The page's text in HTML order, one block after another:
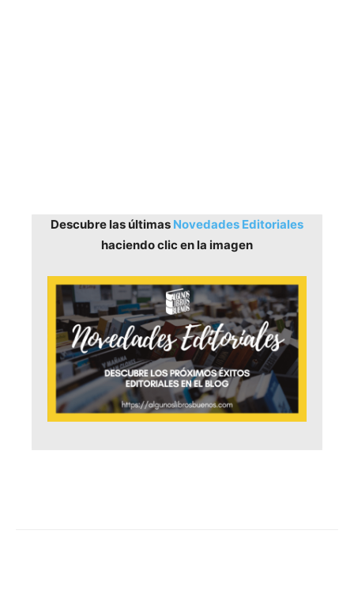
Descubre las últimas Novedades Editoriales
haciendo clic en la imagen